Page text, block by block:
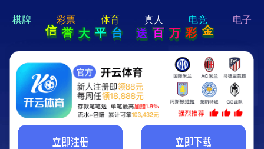
hi 💗